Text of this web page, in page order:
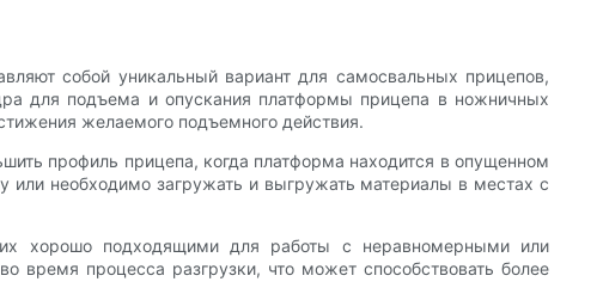
собой уникальный вариант для самосвальных прицепов,
для подъема и опускания платформы прицепа в ножничных
желаемого подъемного действия.
профиль прицепа, когда платформа находится в опущенном
или необходимо загружать и выгружать материалы в местах с
хорошо подходящими для работы с неравномерными или
время процесса разгрузки, что может способствовать более